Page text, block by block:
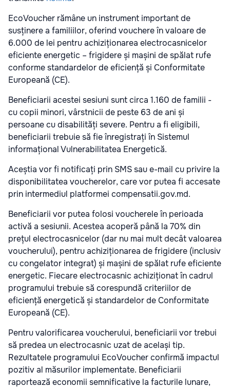
EcoVoucher rămâne un instrument important de
susținere a familiilor, oferind vouchere în valoare de
6.000 de lei pentru achiziționarea electrocasnicelor
eficiente energetic – frigidere și mașini de spălat rufe
conforme standardelor de eficiență și Conformitate
Europeană (CE).
Beneficiarii acestei sesiuni sunt circa 1.160 de familii -
cu copii minori, vârstnicii de peste 63 de ani și
persoane cu disabilități severe. Pentru a fi eligibili,
beneficiarii trebuie să fie înregistrați în Sistemul
informațional Vulnerabilitatea Energetică.
Aceștia vor fi notificați prin SMS sau e-mail cu privire la
disponibilitatea voucherelor, care vor putea fi accesate
prin intermediul platformei compensatii.gov.md.
Beneficiarii vor putea folosi voucherele în perioada
activă a sesiunii. Acestea acoperă până la 70% din
prețul electrocasnicelor (dar nu mai mult decât valoarea
voucherului), pentru achiziționarea de frigidere (inclusiv
cu congelator integrat) și mașini de spălat rufe eficiente
energetic. Fiecare electrocasnic achiziționat în cadrul
programului trebuie să corespundă criteriilor de
eficiență energetică și standardelor de Conformitate
Europeană (CE).
Pentru valorificarea voucherului, beneficiarii vor trebui
să predea un electrocasnic uzat de același tip.
Rezultatele programului EcoVoucher confirmă impactul
pozitiv al măsurilor implementate. Beneficiarii
raportează economii semnificative la facturile lunare,